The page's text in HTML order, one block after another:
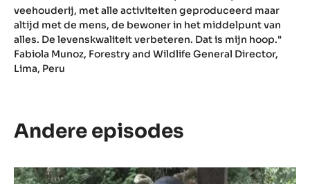
veehouderij, met alle activiteiten geproduceerd maar
altijd met de mens, de bewoner in het middelpunt van
alles. De levenskwaliteit verbeteren. Dat is mijn hoop."
Fabiola Munoz, Forestry and Wildlife General Director,
Lima, Peru
Andere episodes
Episode